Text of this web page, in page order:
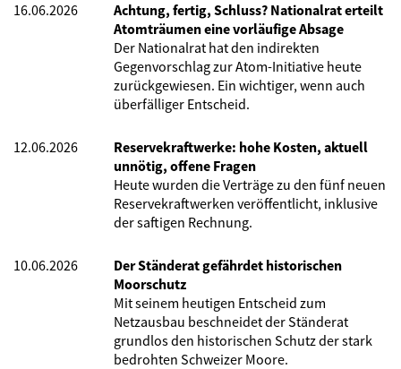
16.06.2026
Achtung, fertig, Schluss? Nationalrat erteilt
Atomträumen eine vorläufige Absage
Der Nationalrat hat den indirekten
Gegenvorschlag zur Atom-Initiative heute
zurückgewiesen. Ein wichtiger, wenn auch
überfälliger Entscheid.
12.06.2026
Reservekraftwerke: hohe Kosten, aktuell
unnötig, offene Fragen
Heute wurden die Verträge zu den fünf neuen
Reservekraftwerken veröffentlicht, inklusive
der saftigen Rechnung.
10.06.2026
Der Ständerat gefährdet historischen
Moorschutz
Mit seinem heutigen Entscheid zum
Netzausbau beschneidet der Ständerat
grundlos den historischen Schutz der stark
bedrohten Schweizer Moore.